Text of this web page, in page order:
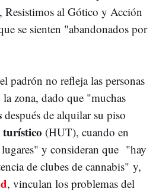
Resistimos al Gótico y Acción
se sienten "abandonados por
padrón no refleja las personas
zona, dado que "muchas
después de alquilar su piso
turístico (HUT), cuando en
y consideran que "hay
de clubes de cannabis" y,
, vinculan los problemas del